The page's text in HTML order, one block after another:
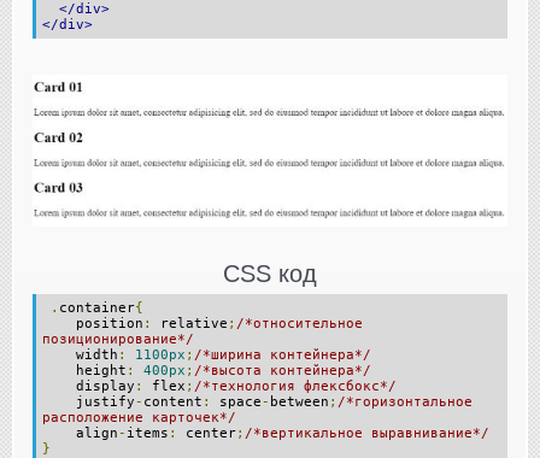
</div>
</div>
CSS код
. container{
position : relative ; /*относительное
позиционирование*/
width : 1100px ; /*ширина контейнера*/
height : 400px ; /*высота контейнера*/
display : flex ; /*технология флексбокс*/
justify - content : space - between ; /*горизонтальное
расположение карточек*/
align - items : center; /*вертикальное выравнивание*/
}